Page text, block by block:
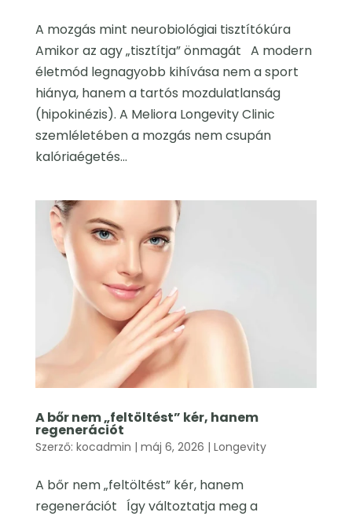
A mozgás mint neurobiológiai tisztítókúra
Amikor az agy „tisztítja” önmagát A modern
életmód legnagyobb kihívása nem a sport
hiánya, hanem a tartós mozdulatlanság
(hipokinézis). A Meliora Longevity Clinic
szemléletében a mozgás nem csupán
kalóriaégetés...
A bőr nem „feltöltést” kér, hanem
regenerációt
Szerző: kocadmin | máj 6, 2026 | Longevity
A bőr nem „feltöltést” kér, hanem
regenerációt Így változtatja meg a